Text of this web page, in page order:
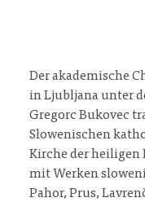
Der akademische
in Ljubljana unter
Gregorc Bukovec
Slowenischen
Kirche der heiligen
mit Werken
Pahor, Prus,